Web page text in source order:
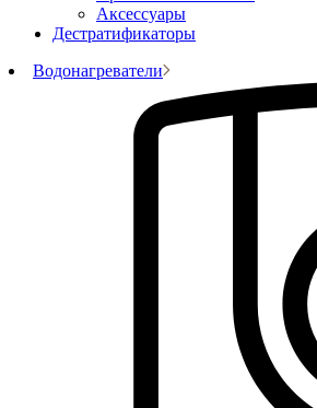
Аксессуары
Дестратификаторы
Водонагреватели